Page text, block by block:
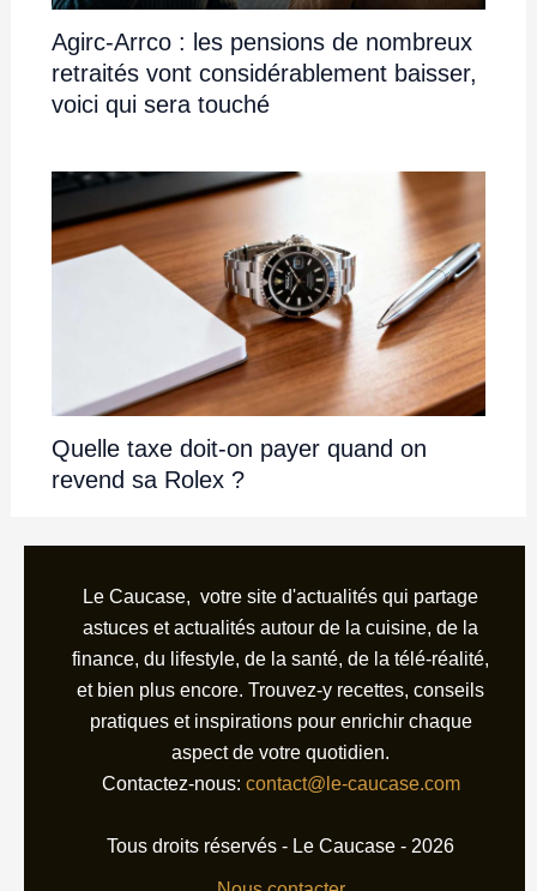
Agirc-Arrco : les pensions de nombreux
retraités vont considérablement baisser,
voici qui sera touché
Quelle taxe doit-on payer quand on
revend sa Rolex ?
Le Caucase, votre site d'actualités qui partage
astuces et actualités autour de la cuisine, de la
finance, du lifestyle, de la santé, de la télé-réalité,
et bien plus encore. Trouvez-y recettes, conseils
pratiques et inspirations pour enrichir chaque
aspect de votre quotidien.
Contactez-nous: contact@le-caucase.com
Tous droits réservés - Le Caucase - 2026